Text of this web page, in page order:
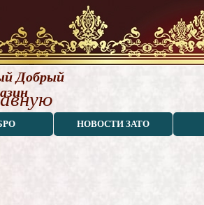
Добрый
НОВОСТИ ЗАТО